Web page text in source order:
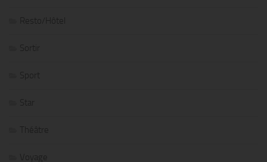
Resto/Hôtel
Sortir
Sport
Star
Théâtre
Voyage